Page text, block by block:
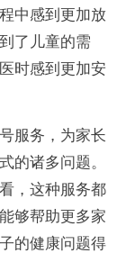
中感到更加放
了儿童的需
时感到更加安
服务，为家长
的诸多问题。
，这种服务都
够帮助更多家
的健康问题得